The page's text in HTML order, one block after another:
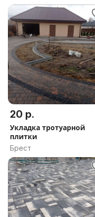
область
20 р.
Укладка тротуарной
плитки
Брест